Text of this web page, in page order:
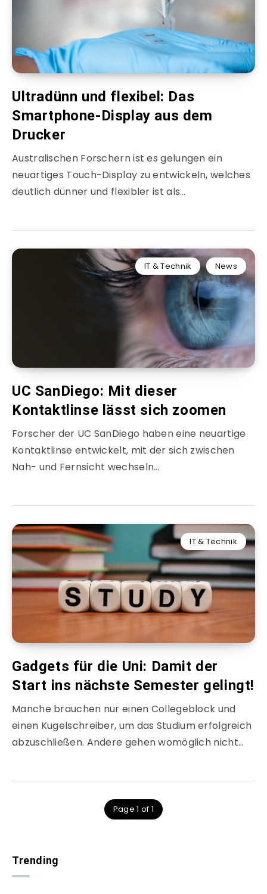
Ultradünn und flexibel: Das
Smartphone-Display aus dem
Drucker
Australischen Forschern ist es gelungen ein
neuartiges Touch-Display zu entwickeln, welches
deutlich dünner und flexibler ist als…
IT & Technik News
UC SanDiego: Mit dieser
Kontaktlinse lässt sich zoomen
Forscher der UC SanDiego haben eine neuartige
Kontaktlinse entwickelt, mit der sich zwischen
Nah- und Fernsicht wechseln…
IT & Technik
Gadgets für die Uni: Damit der
Start ins nächste Semester gelingt!
Manche brauchen nur einen Collegeblock und
einen Kugelschreiber, um das Studium erfolgreich
abzuschließen. Andere gehen womöglich nicht…
Page 1 of 1
Trending